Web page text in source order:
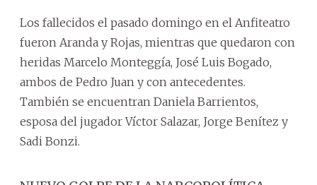
Los fallecidos el pasado domingo en el Anfiteatro
fueron Aranda y Rojas, mientras que quedaron con
heridas Marcelo Monteggía, José Luis Bogado,
ambos de Pedro Juan y con antecedentes.
También se encuentran Daniela Barrientos,
esposa del jugador Víctor Salazar, Jorge Benítez y
Sadi Bonzi.